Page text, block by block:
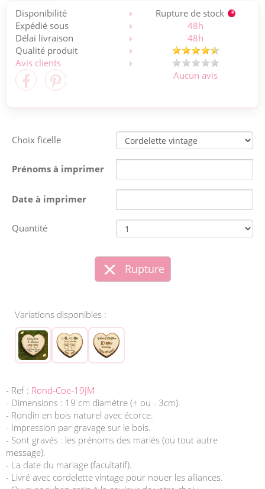
Disponibilité
Rupture de stock
Expédié sous
48h
Délai livraison
48h
Qualité produit
Avis clients
Aucun avis
Choix ficelle
Prénoms à imprimer
Date à imprimer
Quantité
Rupture
Variations disponibles :
- Ref : Rond-Coe-19JM
- Dimensions : 19 cm diamètre (+ ou - 3cm).
- Rondin en bois naturel avec écorce.
- Impression par gravage sur le bois.
- Sont gravés : les prénoms des mariés (ou tout autre
message).
- La date du mariage (facultatif).
- Livré avec cordelette vintage pour nouer les alliances.